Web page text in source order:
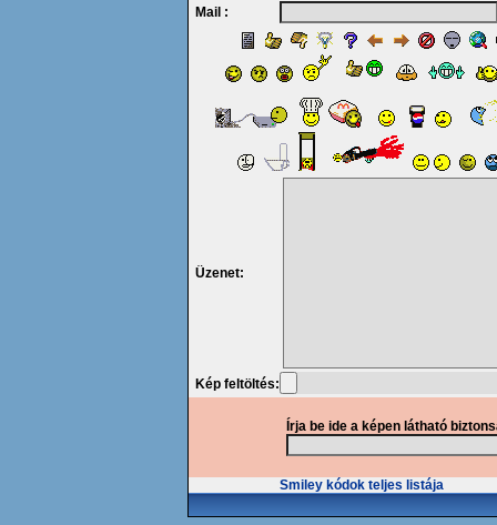
Mail :
Üzenet:
Kép feltöltés:
Írja be ide a képen látható
Smiley kódok teljes listája